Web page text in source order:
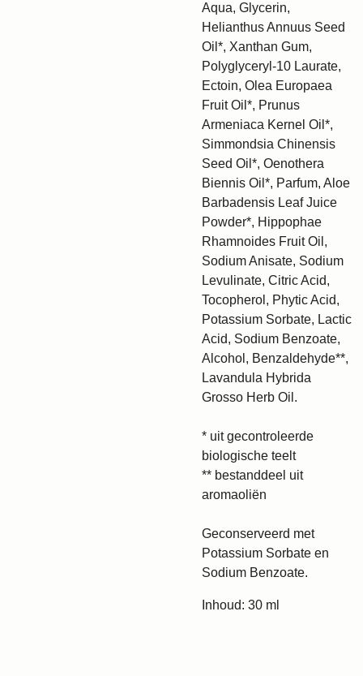
Aqua, Glycerin,
Helianthus Annuus Seed
Oil*, Xanthan Gum,
Polyglyceryl-10 Laurate,
Ectoin, Olea Europaea
Fruit Oil*, Prunus
Armeniaca Kernel Oil*,
Simmondsia Chinensis
Seed Oil*, Oenothera
Biennis Oil*, Parfum, Aloe
Barbadensis Leaf Juice
Powder*, Hippophae
Rhamnoides Fruit Oil,
Sodium Anisate, Sodium
Levulinate, Citric Acid,
Tocopherol, Phytic Acid,
Potassium Sorbate, Lactic
Acid, Sodium Benzoate,
Alcohol, Benzaldehyde**,
Lavandula Hybrida
Grosso Herb Oil.
* uit gecontroleerde
biologische teelt
** bestanddeel uit
aromaoliën
Geconserveerd met
Potassium Sorbate en
Sodium Benzoate.
Inhoud: 30 ml